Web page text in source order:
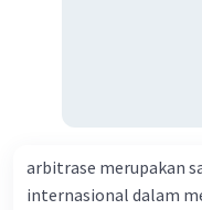
arbitrase merupakan
internasional dalam